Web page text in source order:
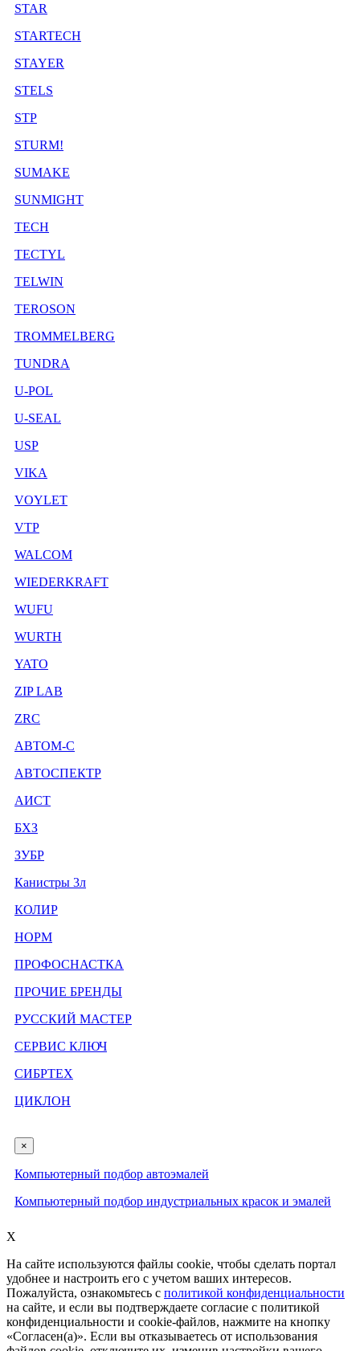
STAR
STARTECH
STAYER
STELS
STP
STURM!
SUMAKE
SUNMIGHT
TECH
TECTYL
TELWIN
TEROSON
TROMMELBERG
TUNDRA
U-POL
U-SEAL
USP
VIKA
VOYLET
VTP
WALCOM
WIEDERKRAFT
WUFU
WURTH
YATO
ZIP LAB
ZRC
АВТОМ-С
АВТОСПЕКТР
АИСТ
БХЗ
ЗУБР
Канистры 3л
КОЛИР
НОРМ
ПРОФОСНАСТКА
ПРОЧИЕ БРЕНДЫ
РУССКИЙ МАСТЕР
СЕРВИС КЛЮЧ
СИБРТЕХ
ЦИКЛОН
×
Компьютерный подбор автоэмалей
Компьютерный подбор индустриальных красок и эмалей
X
На сайте используются файлы cookie, чтобы сделать портал
удобнее и настроить его с учетом ваших интересов.
Пожалуйста, ознакомьтесь с политикой конфиденциальности
на сайте, и если вы подтверждаете согласие с политикой
конфиденциальности и cookie-файлов, нажмите на кнопку
«Согласен(а)». Если вы отказываетесь от использования